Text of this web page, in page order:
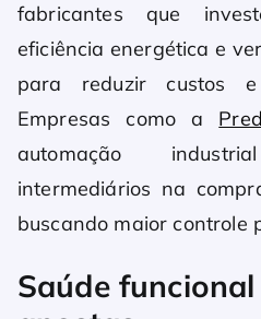
fabricantes que
eficiência energética e
para reduzir custos
Empresas como a
automação
intermediários na
buscando maior controle
Saúde